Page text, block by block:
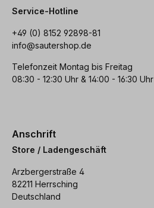
Service-Hotline
+49 (0) 8152 92898-81
info@sautershop.de
Telefonzeit Montag bis Freitag
08:30 - 12:30 Uhr & 14:00 - 16:30 Uhr
Anschrift
Store / Ladengeschäft
Arzbergerstraße 4
82211 Herrsching
Deutschland